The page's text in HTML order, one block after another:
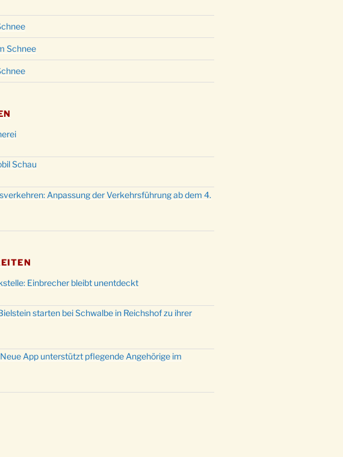
Schnee
Schau
Anpassung der Verkehrsführung ab dem 4.
Einbrecher bleibt unentdeckt
starten bei Schwalbe in Reichshof zu ihrer
App unterstützt pflegende Angehörige im